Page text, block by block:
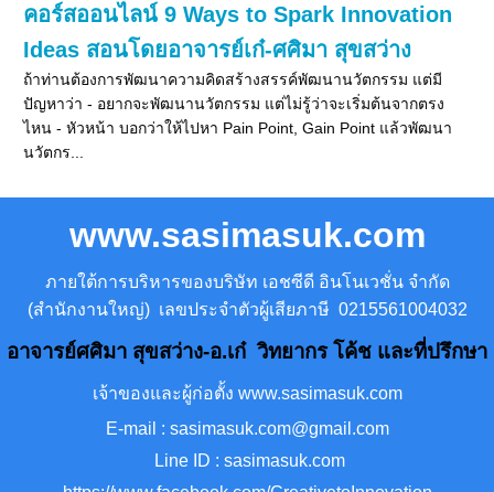
คอร์สออนไลน์ 9 Ways to Spark Innovation
Ideas สอนโดยอาจารย์เก๋-ศศิมา สุขสว่าง
ถ้าท่านต้องการพัฒนาความคิดสร้างสรรค์พัฒนานวัตกรรม แต่มี
ปัญหาว่า - อยากจะพัฒนานวัตกรรม แต่ไม่รู้ว่าจะเริ่มต้นจากตรง
ไหน - หัวหน้า บอกว่าให้ไปหา Pain Point, Gain Point แล้วพัฒนา
นวัตกร...
www.sasimasuk.com
ภายใต้การบริหารของบริษัท เอชซีดี อินโนเวชั่น จำกัด
(สำนักงานใหญ่) เลขประจำตัวผู้เสียภาษี 0215561004032
อาจารย์ศศิมา สุขสว่าง-อ.เก๋ วิทยากร โค้ช และที่ปรึกษา
เจ้าของและผู้ก่อตั้ง www.sasimasuk.com
E-mail : sasimasuk.com@gmail.com
Line ID : sasimasuk.com